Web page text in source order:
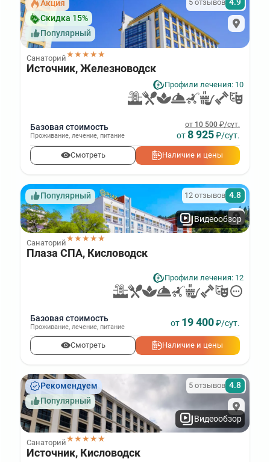
Акция
Скидка 15%
Популярный
Санаторий★★★★★
5 отзывов 4.9
Источник, Железноводск
Профили лечения: 10
Базовая стоимость
Проживание лечение питание
от 10 500 ₽/сут.
от8 925₽/сут.
Смотреть Наличие и цены
Популярный
Видеообзор
Санаторий★★★★★
12 отзывов 4.8
Плаза СПА, Кисловодск
Профили лечения: 12
Базовая стоимость
Проживание, лечение, питание от 19 400₽/сут.
Смотреть Наличие и цены
Рекомендуем
Популярный
Видеообзор
Санаторий★★★★★
5 отзывов 4.8
Источник, Кисловодск